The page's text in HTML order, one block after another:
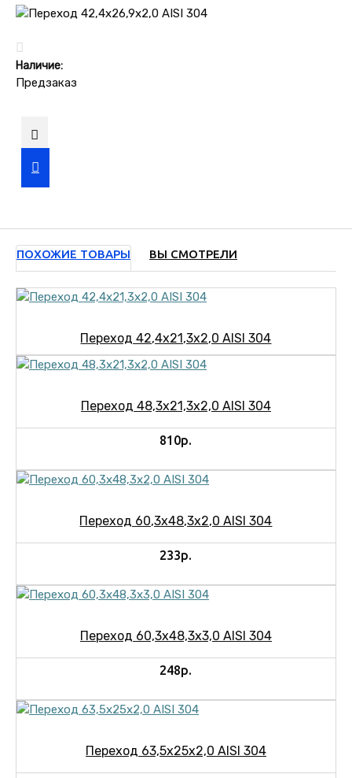
Наличие:
Предзаказ
ПОХОЖИЕ ТОВАРЫ ВЫ СМОТРЕЛИ
Переход 42,4х21,3х2,0 AISI 304
Переход 48,3х21,3х2,0 AISI 304
810р.
Переход 60,3х48,3х2,0 AISI 304
233р.
Переход 60,3х48,3х3,0 AISI 304
248р.
Переход 63,5х25х2,0 AISI 304